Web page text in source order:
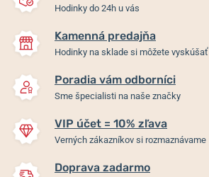
Hodinky do 24h u vás
Kamenná predajňa
Hodinky na sklade si môžete vyskúšať
Poradia vám odborníci
Sme špecialisti na naše značky
VIP účet = 10% zľava
Verných zákazníkov si rozmaznávame
Doprava zadarmo